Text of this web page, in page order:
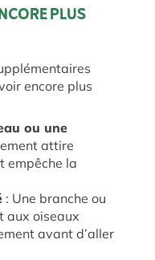
PLUS
encore plus
ou une
attire
empêche la
: Une branche ou
aux oiseaux
avant d’aller